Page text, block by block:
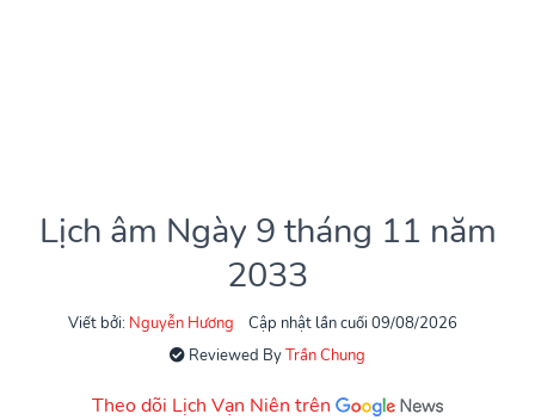
Lịch âm Ngày 9 tháng 11 năm
2033
Viết bởi: Nguyễn Hương
Cập nhật lần cuối 09/08/2026
Reviewed ByTrần Chung
Theo dõi Lịch Vạn Niên trên